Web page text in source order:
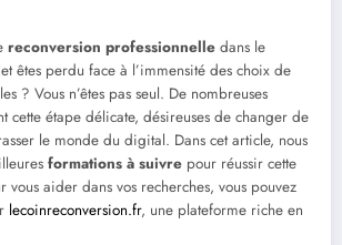
reconversion professionnelle dans le
êtes perdu face à l’immensité des choix de
? Vous n’êtes pas seul. De nombreuses
cette étape délicate, désireuses de changer de
le monde du digital. Dans cet article, nous
formations à suivre pour réussir cette
vous aider dans vos recherches, vous pouvez
lecoinreconversion.fr, une plateforme riche en